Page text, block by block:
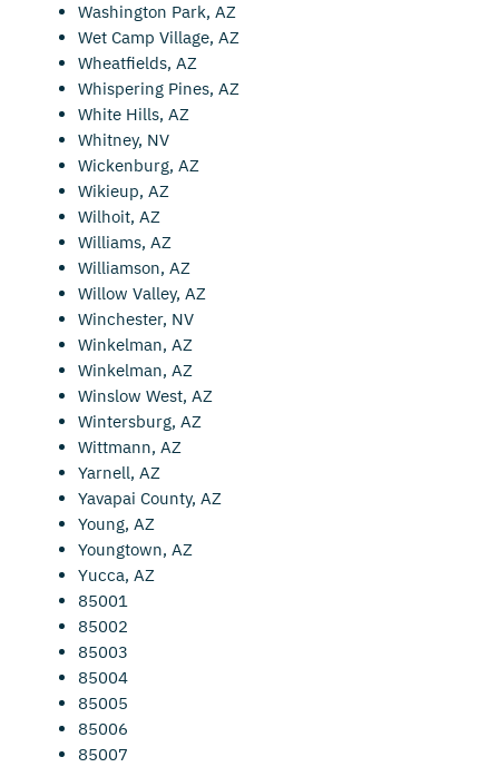
Washington Park, AZ
Wet Camp Village, AZ
Wheatfields, AZ
Whispering Pines, AZ
White Hills, AZ
Whitney, NV
Wickenburg, AZ
Wikieup, AZ
Wilhoit, AZ
Williams, AZ
Williamson, AZ
Willow Valley, AZ
Winchester, NV
Winkelman, AZ
Winkelman, AZ
Winslow West, AZ
Wintersburg, AZ
Wittmann, AZ
Yarnell, AZ
Yavapai County, AZ
Young, AZ
Youngtown, AZ
Yucca, AZ
85001
85002
85003
85004
85005
85006
85007